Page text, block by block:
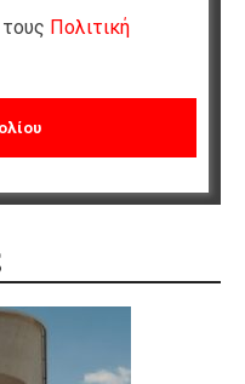
Πολιτική